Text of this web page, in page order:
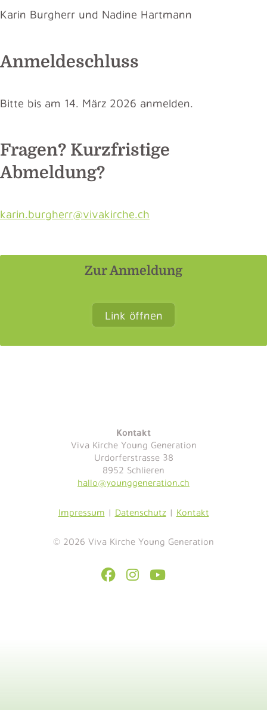
Karin Burgherr und Nadine Hartmann
Anmeldeschluss
Bitte bis am 14. März 2026 anmelden.
Fragen? Kurzfristige
Abmeldung?
karin.burgherr@vivakirche.ch
Zur Anmeldung
Link öffnen
Kontakt
Viva Kirche Young Generation
Urdorferstrasse 38
8952 Schlieren
hallo@younggeneration.ch
Impressum | Datenschutz| Kontakt
© 2026 Viva Kirche Young Generation